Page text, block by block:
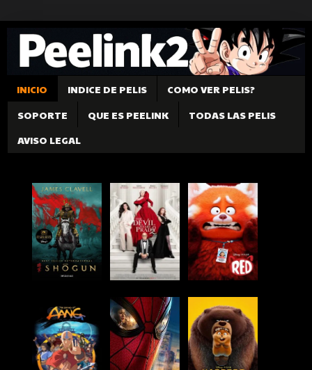
INICIO INDICE DE PELIS
COMO VER PELIS?
SOPORTE
QUE ES PEELINK
TODAS LAS PELIS
AVISO LEGAL